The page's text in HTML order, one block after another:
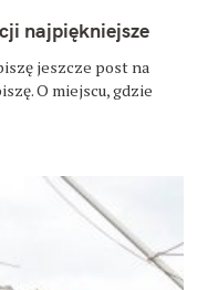
najpiękniejsze
jeszcze post na
O miejscu, gdzie